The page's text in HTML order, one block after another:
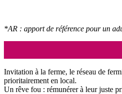
*AR : apport de référence pour un
Invitation à la ferme, le réseau de
prioritairement en local.
Un rêve fou : rémunérer à leur juste